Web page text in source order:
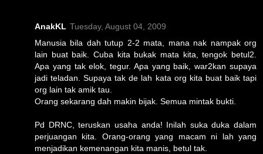
AnakKL Tuesday, August 04, 2009
Manusia bila dah tutup 2-2 mata, mana nak nampak org
lain buat baik. Cuba kita bukak mata kita, tengok betul2.
Apa yang tak elok, tegur. Apa yang baik, war2kan supaya
jadi teladan. Supaya tak de lah kata org kita buat baik tapi
org lain tak amik tau.
Orang sekarang dah makin bijak. Semua mintak bukti.
Pd DRNC, teruskan usaha anda! Inilah suka duka dalam
perjuangan kita. Orang-orang yang macam ni lah yang
menjadikan kemenangan kita manis, betul tak.